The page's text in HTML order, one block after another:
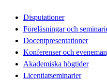
Disputationer
Föreläsningar och
Docentpresentationer
Konferenser och
Akademiska högtider
Licentiatseminarier